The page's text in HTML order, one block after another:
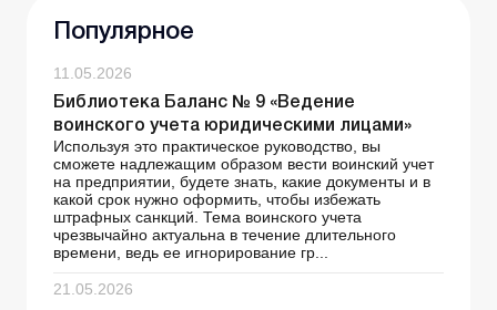
Популярное
11.05.2026
Библиотека Баланс № 9 «Ведение
воинского учета юридическими лицами»
Используя это практическое руководство, вы
сможете надлежащим образом вести воинский учет
на предприятии, будете знать, какие документы и в
какой срок нужно оформить, чтобы избежать
штрафных санкций. Тема воинского учета
чрезвычайно актуальна в течение длительного
времени, ведь ее игнорирование гр...
21.05.2026